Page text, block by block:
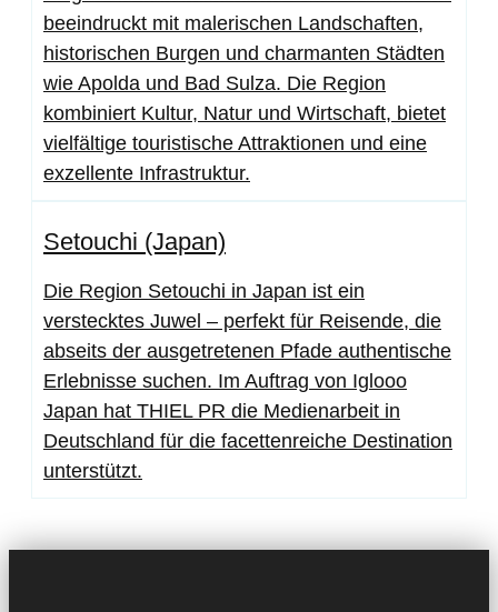
beeindruckt mit malerischen Landschaften,
historischen Burgen und charmanten Städten
wie Apolda und Bad Sulza. Die Region
kombiniert Kultur, Natur und Wirtschaft, bietet
vielfältige touristische Attraktionen und eine
exzellente Infrastruktur.
Setouchi (Japan)
Die Region Setouchi in Japan ist ein
verstecktes Juwel – perfekt für Reisende, die
abseits der ausgetretenen Pfade authentische
Erlebnisse suchen. Im Auftrag von Iglooo
Japan hat THIEL PR die Medienarbeit in
Deutschland für die facettenreiche Destination
unterstützt.